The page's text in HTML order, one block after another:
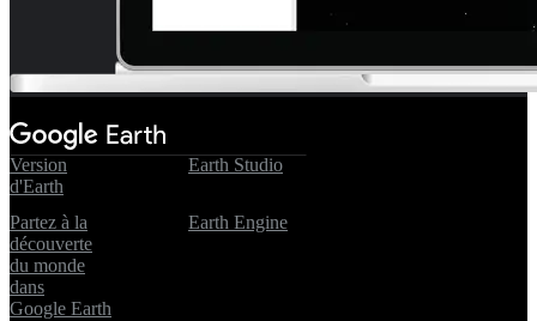
Version
d'Earth
Partez à la
découverte
du monde
dans
Google Earth
Earth Studio
Earth Engine